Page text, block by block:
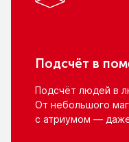
Подсчёт в
Подсчёт людей в
От небольшого
с атриумом — даже